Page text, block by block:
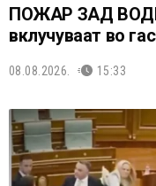
ПОЖАР ЗАД
вклучуваат во
08.08.2026. 15:33